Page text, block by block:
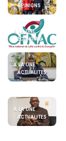
OPINIONS
A LA UNE
ÉCONOMIE
A LA UNE
ACTUALITES
A LA UNE
ACTUALITES